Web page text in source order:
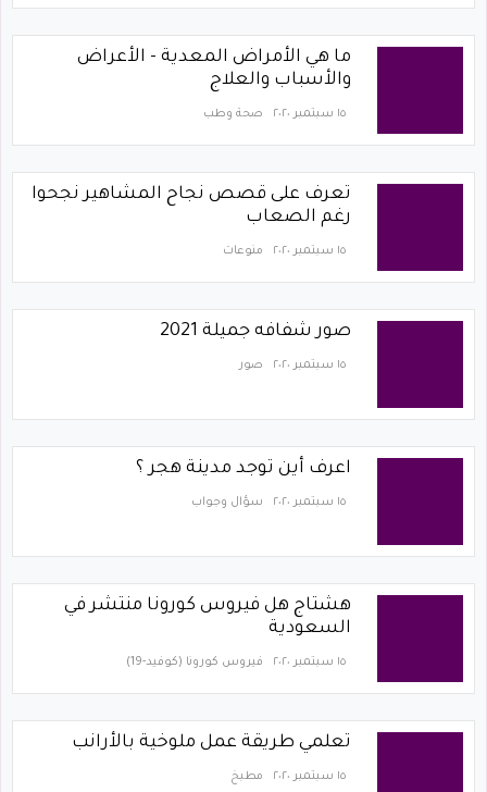
ما هي الأمراض المعدية - الأعراض
والأسباب والعلاج
١٥ سبتمبر ٢٠٢٠ صحة وطب
تعرف على قصص نجاح المشاهير نجحوا
رغم الصعاب
١٥ سبتمبر ٢٠٢٠ منوعات
صور شفافه جميلة 2021
١٥ سبتمبر ٢٠٢٠ صور
اعرف أين توجد مدينة هجر ؟
١٥ سبتمبر ٢٠٢٠ سؤال وجواب
هشتاج هل فيروس كورونا منتشر في
السعودية
١٥ سبتمبر ٢٠٢٠ فيروس كورونا (كوفيد-19)‏
تعلمي طريقة عمل ملوخية بالأرانب
١٥ سبتمبر ٢٠٢٠ مطبخ